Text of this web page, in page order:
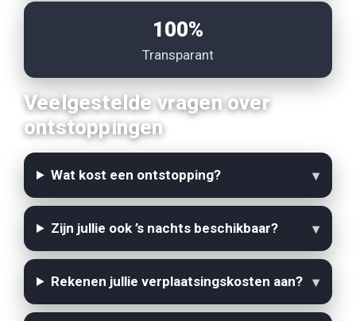
100%
Transparant
Veelgestelde vragen over
ontstoppingen
Wat kost een ontstopping?
Zijn jullie ook ’s nachts beschikbaar?
Rekenen jullie verplaatsingskosten aan?